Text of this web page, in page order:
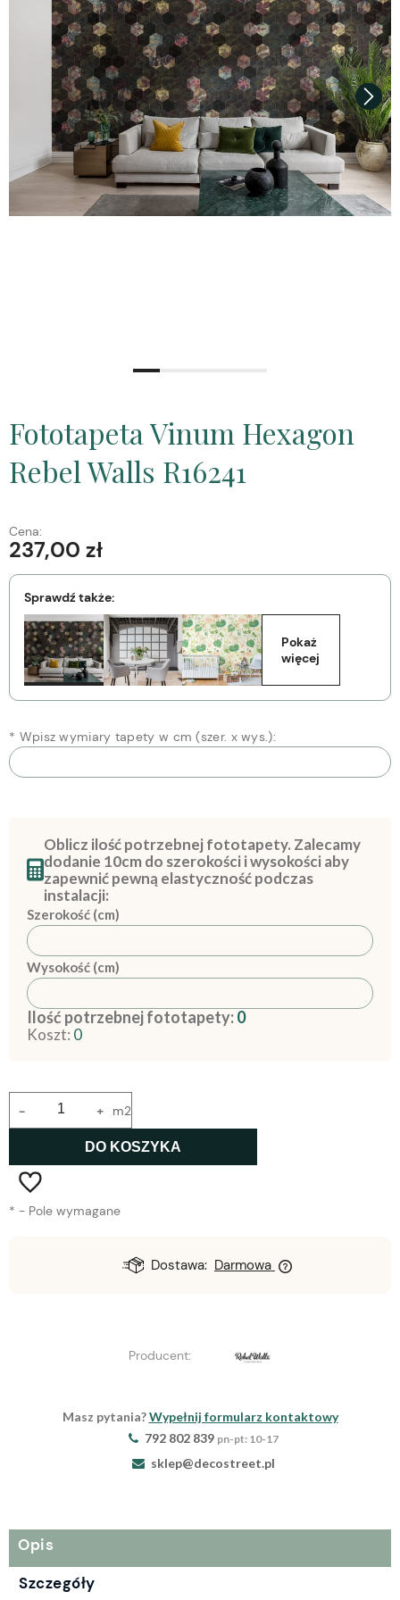
Fototapeta Vinum Hexagon
Rebel Walls R16241
Cena:
237,00 zł
Sprawdź także:
Pokaż
więcej
* Wpisz wymiary tapety w cm (szer. x wys.):
Oblicz ilość potrzebnej fototapety. Zalecamy
dodanie 10cm do szerokości i wysokości aby
zapewnić pewną elastyczność podczas
instalacji:
Szerokość (cm)
Wysokość (cm)
Ilość potrzebnej fototapety:0
Koszt: 0
+
- m2
DO KOSZYKA
* - Pole wymagane
Dostawa: Darmowa
Producent:
Masz pytania?Wypełnij formularz kontaktowy
792 802 839 pn-pt: 10-17
sklep@decostreet.pl
Opis
Szczegóły